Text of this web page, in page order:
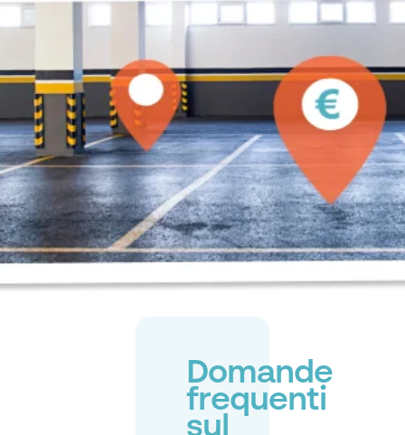
Domande
frequenti
sul